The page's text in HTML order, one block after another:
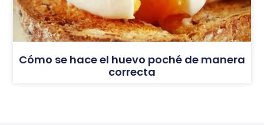
Cómo se hace el huevo poché de manera
correcta